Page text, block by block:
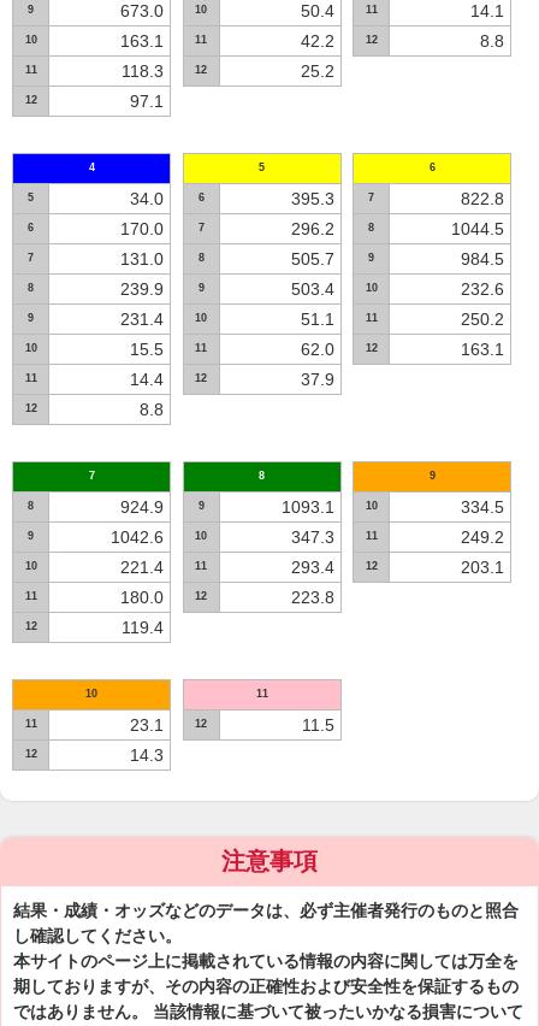
9 673.0
10 163.1
11 118.3
12 97.1
10 50.4
11 42.2
12 25.2
11 14.1
12 8.8
4
5 34.0
6 170.0
7 131.0
8 239.9
9 231.4
10 15.5
11 14.4
12 8.8
5
6 395.3
7 296.2
8 505.7
9 503.4
10 51.1
11 62.0
12 37.9
6
7 822.8
8 1044.5
9 984.5
10 232.6
11 250.2
12 163.1
7
8 924.9
9 1042.6
10 221.4
11 180.0
12 119.4
8
9 1093.1
10 347.3
11 293.4
12 223.8
9
10 334.5
11 249.2
12 203.1
10
11 23.1
12 14.3
11
12 11.5
注意事項
結果・成績・オッズなどのデータは、必ず主催者発行のものと照合
し確認してください。
本サイトのページ上に掲載されている情報の内容に関しては万全を
期しておりますが、その内容の正確性および安全性を保証するもの
ではありません。 当該情報に基づいて被ったいかなる損害について